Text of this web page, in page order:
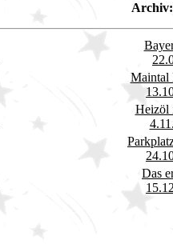
Archiv:
Maintal
Heizöl
Das